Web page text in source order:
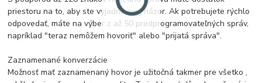
priestoru na to, aby ste vyjadrili svoj názor. Ak potrebujete rýchlo
odpovedať, máte na výber z až 50 predprogramovateľných správ,
napríklad "teraz nemôžem hovoriť" alebo "prijatá správa".
Zaznamenané konverzácie
Možnosť mať zaznamenaný hovor je užitočná takmer pre všetko ,